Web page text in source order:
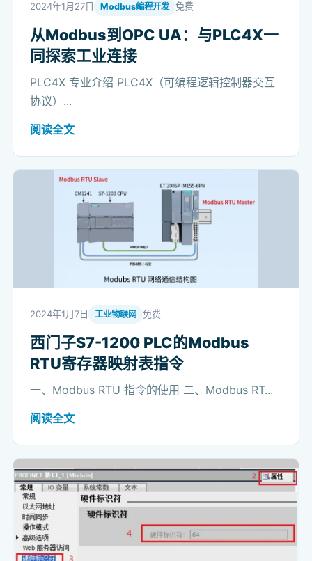
2024年1月27日 Modbus编程开发 免费
从Modbus到OPC UA：与PLC4X一
同探索工业连接
PLC4X 专业介绍 PLC4X（可编程逻辑控制器交互
协议）...
阅读全文
2024年1月7日 工业物联网 免费
西门子S7-1200 PLC的Modbus
RTU寄存器映射表指令
一、Modbus RTU 指令的使用 二、Modbus RT...
阅读全文